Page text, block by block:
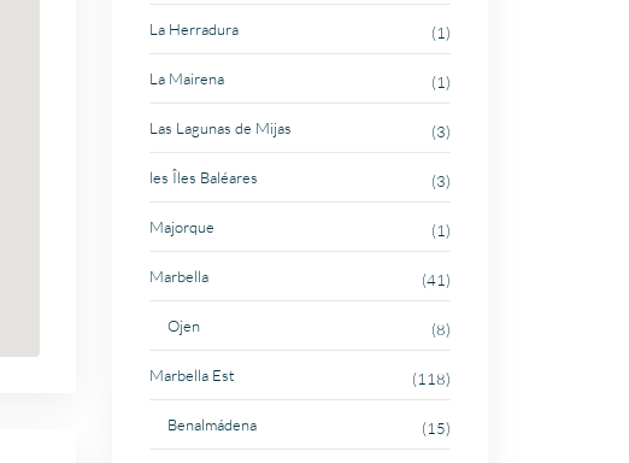
La Herradura (1)
La Mairena (1)
Las Lagunas de Mijas (3)
les Îles Baléares (3)
Majorque (1)
Marbella (41)
Ojen (8)
Marbella Est (118)
Benalmádena (15)